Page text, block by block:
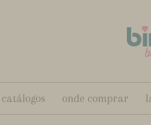
catálogos onde comprar